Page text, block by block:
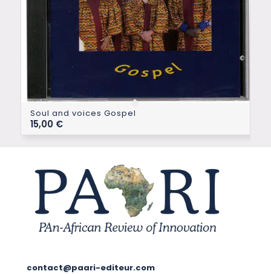
Soul and voices Gospel
15,00 €
contact@paari-editeur.com